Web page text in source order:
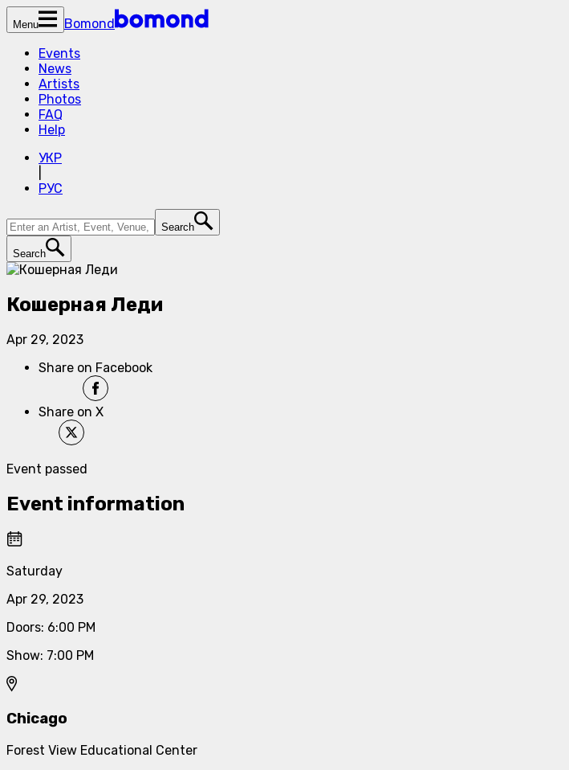
Menu
Bomond
Events
News
Artists
Photos
FAQ
Help
УКР
РУС
Search
Search
Кошерная Леди
Apr 29, 2023
Share on Facebook
Share on X
Event passed
Event information
Saturday
Apr 29, 2023
Doors: 6:00 PM
Show: 7:00 PM
Chicago
Forest View Educational Center